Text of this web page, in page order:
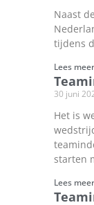
Naast
tijdens
Lees
30 juni
Het is
starten
Lees